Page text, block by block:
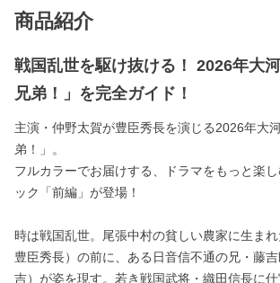
商品紹介
戦国乱世を駆け抜ける！ 2026年大
兄弟！」を完全ガイド！
主演・仲野太賀が豊臣秀長を演じる2026年大
弟！」。
フルカラーでお届けする、ドラマをもっと楽
ック「前編」が登場！
時は戦国乱世。尾張中村の貧しい農家に生ま
豊臣秀長）の前に、ある日音信不通の兄・藤
吉）が姿を現す。若き戦国武将・織田信長に